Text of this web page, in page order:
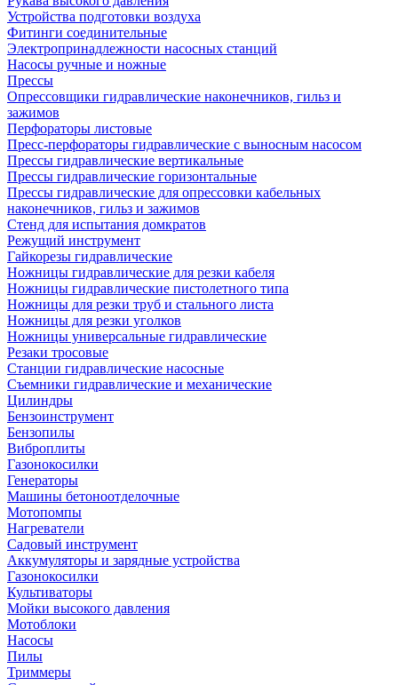
Устройства подготовки воздуха
Фитинги соединительные
Электропринадлежности насосных станций
Насосы ручные и ножные
Прессы
Опрессовщики гидравлические наконечников, гильз и
зажимов
Перфораторы листовые
Пресс-перфораторы гидравлические с выносным насосом
Прессы гидравлические вертикальные
Прессы гидравлические горизонтальные
Прессы гидравлические для опрессовки кабельных
наконечников, гильз и зажимов
Стенд для испытания домкратов
Режущий инструмент
Гайкорезы гидравлические
Ножницы гидравлические для резки кабеля
Ножницы гидравлические пистолетного типа
Ножницы для резки труб и стального листа
Ножницы для резки уголков
Ножницы универсальные гидравлические
Резаки тросовые
Станции гидравлические насосные
Съемники гидравлические и механические
Цилиндры
Бензоинструмент
Бензопилы
Виброплиты
Газонокосилки
Генераторы
Машины бетоноотделочные
Мотопомпы
Нагреватели
Садовый инструмент
Аккумуляторы и зарядные устройства
Газонокосилки
Культиваторы
Мойки высокого давления
Мотоблоки
Насосы
Пилы
Триммеры